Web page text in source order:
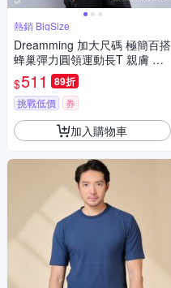
熱銷 BigSize
Dreamming 加大尺碼 極簡百搭
蜂巢彈力圓領運動長T 親膚 涼
感 透氣-共二色
$511 89折
挑戰低價 券
加入購物車